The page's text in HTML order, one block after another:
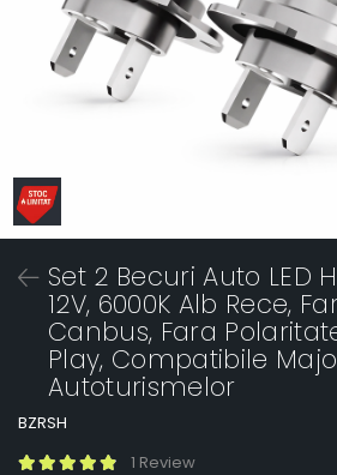
Set 2 Becuri Auto LED
12V, 6000K Alb Rece,
Canbus, Fara
Play, Compatibile
Autoturismelor
BZRSH
1 Review